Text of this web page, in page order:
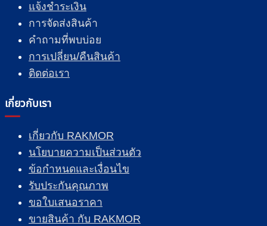
แจ้งชำระเงิน
การจัดส่งสินค้า
คำถามที่พบบ่อย
การเปลี่ยน/คืนสินค้า
ติดต่อเรา
เกี่ยวกับเรา
เกี่ยวกับ RAKMOR
นโยบายความเป็นส่วนตัว
ข้อกำหนดและเงื่อนไข
รับประกันคุณภาพ
ขอใบเสนอราคา
ขายสินค้า กับ RAKMOR